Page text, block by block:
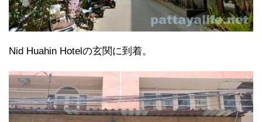
Nid Huahin Hotelの玄関に到着。